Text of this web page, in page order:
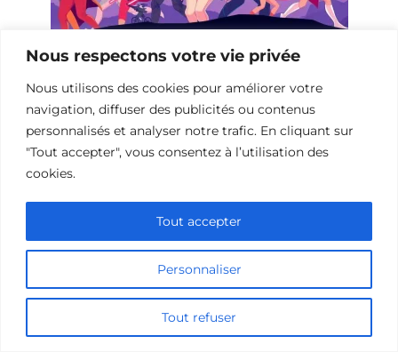
Nous respectons votre vie privée
Nous utilisons des cookies pour améliorer votre
navigation, diffuser des publicités ou contenus
personnalisés et analyser notre trafic. En cliquant sur
"Tout accepter", vous consentez à l’utilisation des
cookies.
Personnaliser
Tout refuser
Tout accepter
femmes fortes